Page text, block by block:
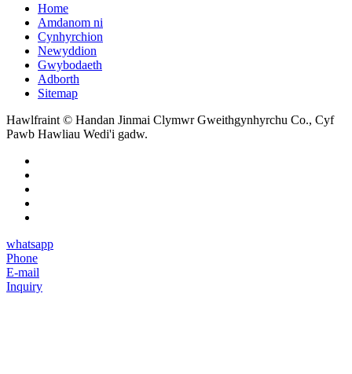
Home
Amdanom ni
Cynhyrchion
Newyddion
Gwybodaeth
Adborth
Sitemap
Hawlfraint © Handan Jinmai Clymwr Gweithgynhyrchu Co., Cyf
Pawb Hawliau Wedi'i gadw.
whatsapp
Phone
E-mail
Inquiry